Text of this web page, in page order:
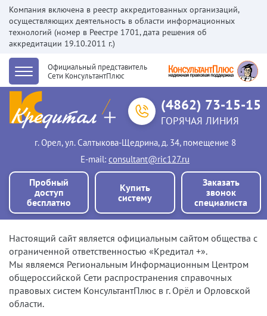
Компания включена в реестр аккредитованных организаций,
осуществляющих деятельность в области информационных
технологий (номер в Реестре 1701, дата решения об
аккредитации 19.10.2011 г.)
Официальный представитель
Сети КонсультантПлюс
г. Орел, ул. Салтыкова-Щедрина, д. 34, помещение 8
Е-mail: consultant@ric127.ru
(4862) 73-15-15
ГОРЯЧАЯ ЛИНИЯ
Пробный
доступ
бесплатно
Купить
систему
Заказать
звонок
специалиста
Настоящий сайт является официальным сайтом общества с
ограниченной ответственностью «Кредитал +».
Мы являемся Региональным Информационным Центром
общероссийской Сети распространения справочных
правовых систем КонсультантПлюс в г. Орёл и Орловской
области.